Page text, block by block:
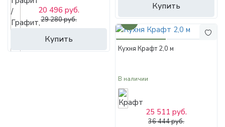
Купить
20 496 руб.
29 280 руб.
Купить
Кухня Крафт 2,0 м
В наличии
25 511 руб.
36 444 руб.